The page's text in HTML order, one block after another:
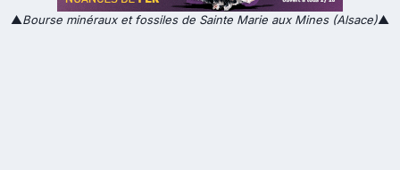
▲Bourse minéraux et fossiles de Sainte Marie aux Mines (Alsace)▲